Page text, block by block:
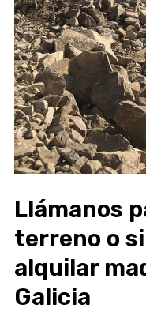
Llámanos
terreno o
alquilar
Galicia